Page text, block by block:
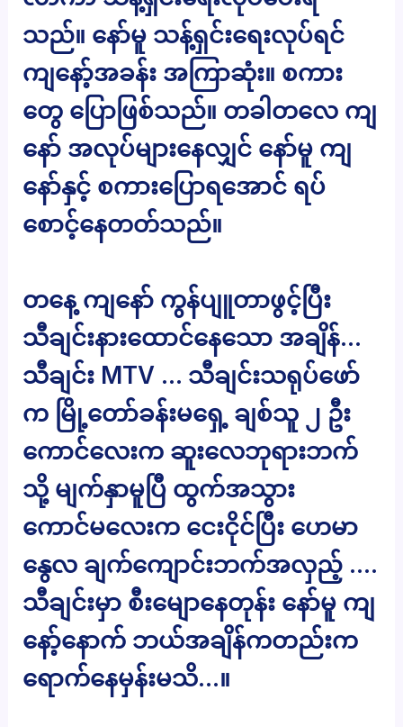
သည်။ နော်မူ သန့်ရှင်းရေးလုပ်ရင်
ကျနော့်အခန်း အကြာဆုံး။ စကား
တွေ ပြောဖြစ်သည်။ တခါတလေ ကျ
နော် အလုပ်များနေလျှင် နော်မူ ကျ
နော်နှင့် စကားပြောရအောင် ရပ်
စောင့်နေတတ်သည်။
တနေ့ ကျနော် ကွန်ပျူတာဖွင့်ပြီး
သီချင်းနားထောင်နေသော အချိန်…
သီချင်း MTV … သီချင်းသရုပ်ဖော်
က မြို့တော်ခန်းမရှေ့ ချစ်သူ ၂ ဦး
ကောင်လေးက ဆူးလေဘုရားဘက်
သို့ မျက်နှာမူပြီ ထွက်အသွား
ကောင်မလေးက ငေးငိုင်ပြီး ဟေမာ
နွေလ ချက်ကျောင်းဘက်အလှည့် ….
သီချင်းမှာ စီးမျောနေတုန်း နော်မူ ကျ
နော့်နောက် ဘယ်အချိန်ကတည်းက
ရောက်နေမှန်းမသိ…။